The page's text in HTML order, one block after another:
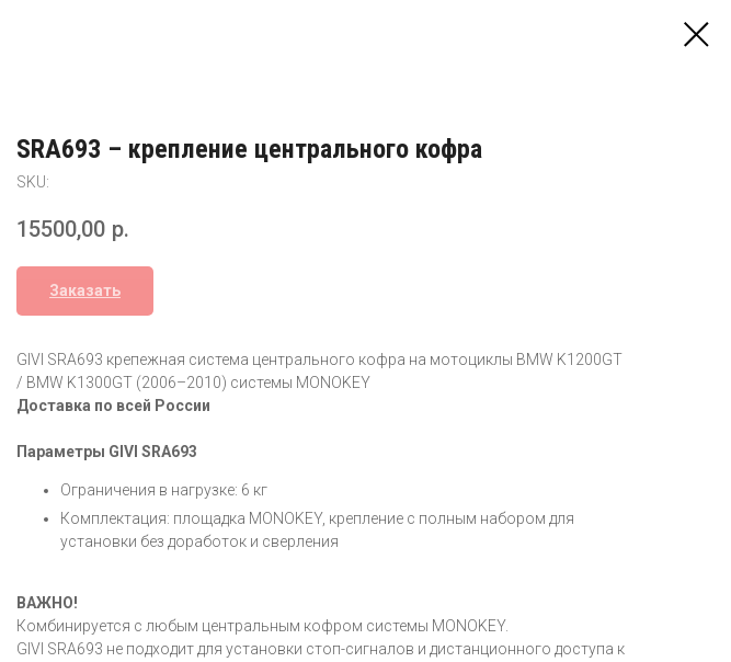
SRA693 – крепление центрального кофра
SKU:
15500,00 р.
Заказать
GIVI SRA693 крепежная система центрального кофра на мотоциклы BMW K1200GT
/ BMW K1300GT (2006–2010) системы MONOKEY
Доставка по всей России
Параметры GIVI SRA693
Ограничения в нагрузке: 6 кг
Комплектация: площадка MONOKEY, крепление с полным набором для
установки без доработок и сверления
ВАЖНО!
Комбинируется с любым центральным кофром системы MONOKEY.
GIVI SRA693 не подходит для установки стоп-сигналов и дистанционного доступа к